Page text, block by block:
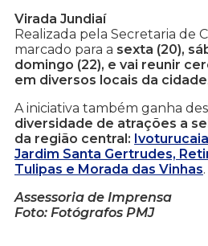
Virada Jundiaí
Realizada pela Secretaria de
marcado para a sexta (20),
domingo (22), e vai reunir
em diversos locais da cidade
A iniciativa também ganha
diversidade de atrações a
da região central:
Jardim Santa Gertrudes,
Tulipas e Morada das Vinhas.
Assessoria de Imprensa
Foto: Fotógrafos PMJ